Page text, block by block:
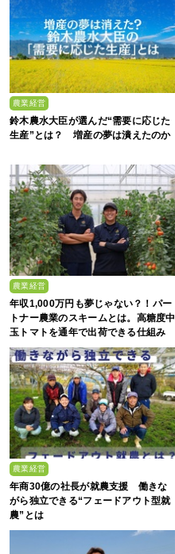
農業経営
鈴木農水大臣が選んだ“需要に応じた
生産”とは？ 増産の夢は潰えたのか
農業経営
年収1,000万円も夢じゃない？！パー
トナー農業のスキームとは。高糖度中
玉トマトを通年で出荷できる仕組み
農業経営
年商30億の社長が就農支援 働きな
がら独立できる“フェードアウト型就
農”とは